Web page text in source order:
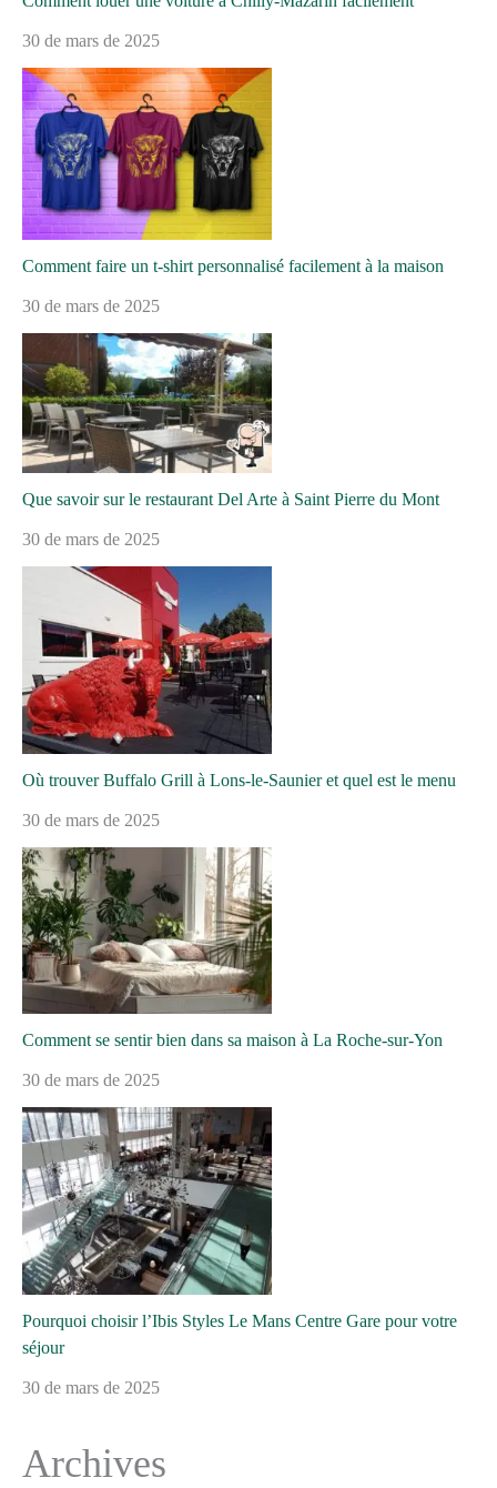
30 de mars de 2025
Comment faire un t-shirt personnalisé facilement à la maison
30 de mars de 2025
Que savoir sur le restaurant Del Arte à Saint Pierre du Mont
30 de mars de 2025
Où trouver Buffalo Grill à Lons-le-Saunier et quel est le menu
30 de mars de 2025
Comment se sentir bien dans sa maison à La Roche-sur-Yon
30 de mars de 2025
Pourquoi choisir l’Ibis Styles Le Mans Centre Gare pour votre
séjour
30 de mars de 2025
Archives